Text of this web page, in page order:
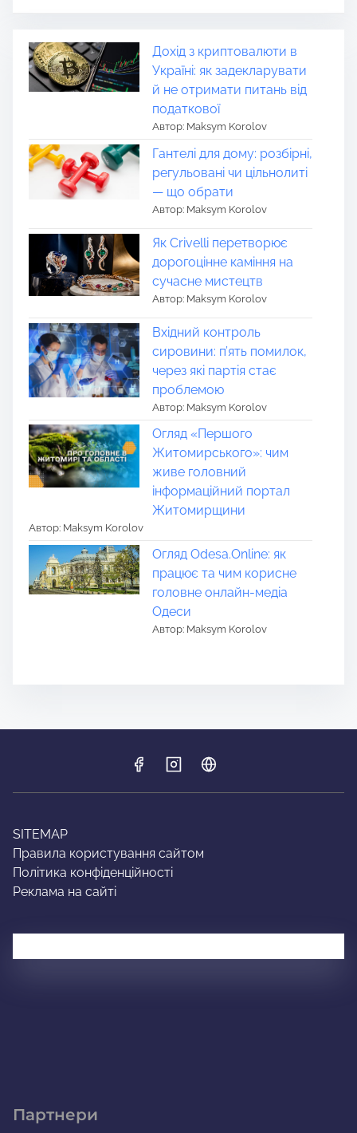
Дохід з криптовалюти в
Україні: як задекларувати
й не отримати питань від
податкової
Автор: Maksym Korolov
Гантелі для дому: розбірні,
регульовані чи цільнолиті
— що обрати
Автор: Maksym Korolov
Як Crivelli перетворює
дорогоцінне каміння на
сучасне мистецтв
Автор: Maksym Korolov
Вхідний контроль
сировини: п’ять помилок,
через які партія стає
проблемою
Автор: Maksym Korolov
Огляд «Першого
Житомирського»: чим
живе головний
інформаційний портал
Житомирщини
Автор: Maksym Korolov
Огляд Odesa.Online: як
працює та чим корисне
головне онлайн-медіа
Одеси
Автор: Maksym Korolov
SITEMAP
Правила користування сайтом
Політика конфіденційності
Реклама на сайті
Партнери